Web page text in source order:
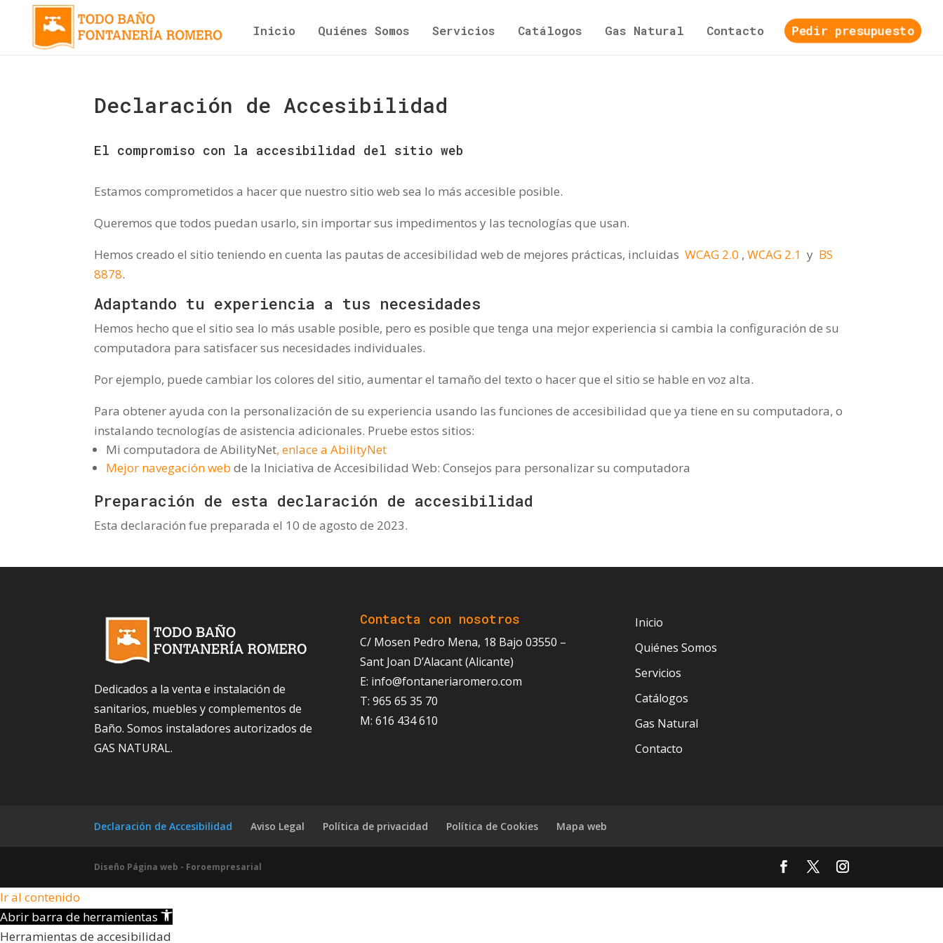
Inicio Quiénes Somos Servicios Catálogos Gas Natural Contacto Pedir presupuesto
Declaración de Accesibilidad
El compromiso con la accesibilidad del sitio web
Estamos comprometidos a hacer que nuestro sitio web sea lo más accesible posible.
Queremos que todos puedan usarlo, sin importar sus impedimentos y las tecnologías que usan.
Hemos creado el sitio teniendo en cuenta las pautas de accesibilidad web de mejores prácticas, incluidasWCAG 2.0 ,WCAG 2.1 y BS
8878.
Adaptando tu experiencia a tus necesidades
Hemos hecho que el sitio sea lo más usable posible, pero es posible que tenga una mejor experiencia si cambia la configuración de su
computadora para satisfacer sus necesidades individuales.
Por ejemplo, puede cambiar los colores del sitio, aumentar el tamaño del texto o hacer que el sitio se hable en voz alta.
Para obtener ayuda con la personalización de su experiencia usando las funciones de accesibilidad que ya tiene en su computadora, o
instalando tecnologías de asistencia adicionales. Pruebe estos sitios:
Mi computadora de AbilityNet, enlace a AbilityNet
Mejor navegación web de la Iniciativa de Accesibilidad Web: Consejos para personalizar su computadora
Preparación de esta declaración de accesibilidad
Esta declaración fue preparada el 10 de agosto de 2023.
Dedicados a la venta e instalación de
sanitarios, muebles y complementos de
Baño. Somos instaladores autorizados de
GAS NATURAL.
Contacta con nosotros
C/ Mosen Pedro Mena, 18 Bajo 03550 –
Sant Joan D’Alacant (Alicante)
E: info@fontaneriaromero.com
T: 965 65 35 70
M: 616 434 610
Inicio
Quiénes Somos
Servicios
Catálogos
Gas Natural
Contacto
Declaración de Accesibilidad Aviso Legal Política de privacidad Política de Cookies Mapa web
Diseño Página web - Foroempresarial
Ir al contenido
Abrir barra de herramientas
Herramientas de accesibilidad